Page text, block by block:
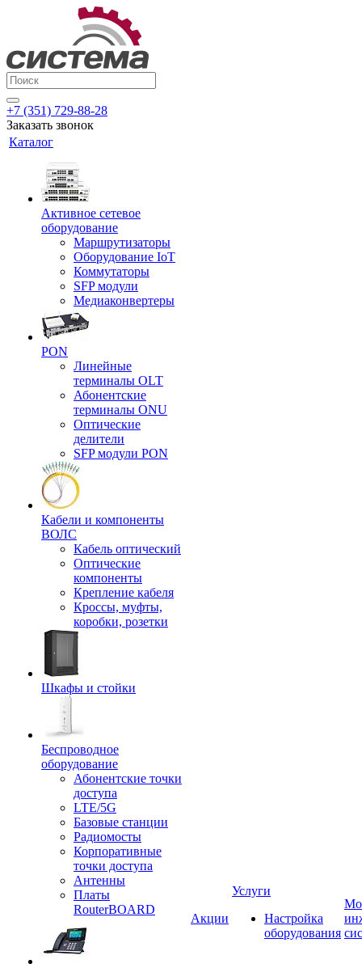
+7 (351) 729-88-28
Заказать звонок
Каталог
Активное сетевое
оборудование
Маршрутизаторы
Оборудование IoT
Коммутаторы
SFP модули
Медиаконвертеры
PON
Линейные
терминалы OLT
Абонентские
терминалы ONU
Оптические
делители
SFP модули PON
Кабели и компоненты
ВОЛС
Кабель оптический
Оптические
компоненты
Крепление кабеля
Кроссы, муфты,
коробки, розетки
Шкафы и стойки
Беспроводное
оборудование
Абонентские точки
доступа
LTE/5G
Базовые станции
Радиомосты
Корпоративные
точки доступа
Антенны
Платы
RouterBOARD
Акции
Услуги
Настройка
оборудования